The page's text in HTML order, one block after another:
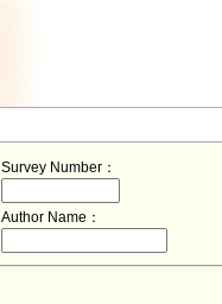
Survey Number：
Author Name：